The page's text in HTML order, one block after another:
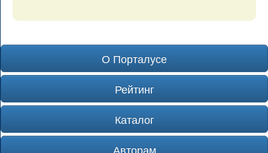
О Порталусе
Рейтинг
Каталог
Авторам